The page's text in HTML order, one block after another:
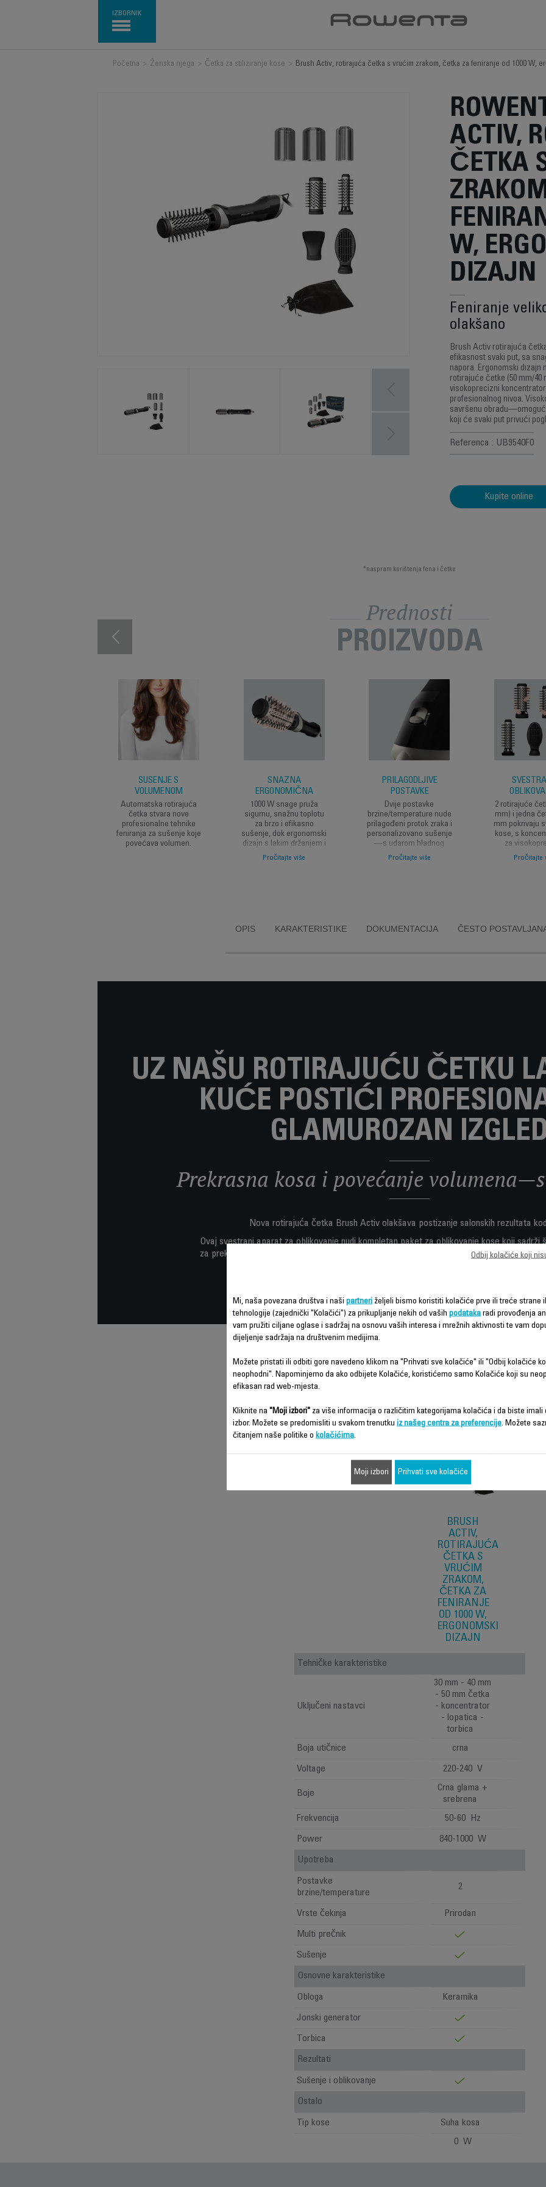
IZBORNIK
Početna Ženska njega Četka za stiliziranje kose Brush Activ, rotirajuća četka s vrućim zrakom, četka za feniranje od 1000 W,
ACTIV,
ČETKA
W,
DIZAJN
Feniranje
olakšano
Brush Activ rotirajuća
efikasnost svaki put, sa
napora. Ergonomski dizajn
rotirajuće četke (50 mm/40
visokoprecizni
profesionalnog nivoa.
savršenu
koji će svaki put privući
Referenca : UB9540F0
Kupite online
*naspram korištenja fena i četke
Prednosti
PROIZVODA
SUŠENJE S
VOLUMENOM
Automatska rotirajuća
četka stvara nove
profesionalne tehnike
feniranja za sušenje koje
povećava volumen.
SNAŽNA
ERGONOMIČNA
1000 W snage pruža
sigurnu, snažnu toplotu
za brzo i efikasno
sušenje, dok ergonomski
dizajn s lakim držanjem i
prečnikom za
jednostavno rukovanje
Pročitajte više
PRILAGODLJIVE
POSTAVKE
Dvije postavke
brzine/temperature nude
prilagođeni protok zraka i
personalizovano sušenje
—s udarom hladnog
zraka kako bi vaši
rezultati oblikovanja bili
Pročitajte više
2 rotirajuće
mm) i jedna
mm pokrivaju
kose, s
za
oblikovanje i
Pročitajte
OPIS KARAKTERISTIKE DOKUMENTACIJA ČESTO
UZ NAŠU ROTIRAJUĆU ČETKU
KUĆE POSTIĆI
GLAMUROZAN
Prekrasna kosa i povećanje
Nova rotirajuća četka Brush Activ olakšava postizanje salonskih rezultata
Ovaj svestrani aparat za oblikovanje nudi kompletan paket za oblikovanje kose koji sadrži
za prekrasan izgled: automatsku rotaciju, keramičku oblogu koja daje prekrasan sjaj, dvije
Karakteristike - Poređenje
BRUSH
ACTIV,
ROTIRAJUĆA
ČETKA S
VRUĆIM
ZRAKOM,
ČETKA ZA
FENIRANJE
OD 1000 W,
ERGONOMSKI
DIZAJN
Tehničke karakteristike
Uključeni nastavci
30 mm - 40 mm
- 50 mm četka
- koncentrator
- lopatica -
torbica
Boja utičnice
crna
Voltage 220-240 V
Boje
Crna glama +
srebrena
Frekvencija
50-60 Hz
Power 840-1000 W
Upotreba
Postavke
brzine/temperature
2
Vrste čekinja Prirodan
Multi prečnik
Sušenje
Osnovne karakteristike
Obloga Keramika
Jonski generator
Torbica
Rezultati
Sušenje i oblikovanje
Ostalo
Tip kose
Suha kosa
0 W
Mi, naša povezana društva i naši partneri željeli bismo koristiti kolačiće prve ili treće strane
tehnologije (zajednički "Kolačići") za prikupljanje nekih od vaših podataka radi provođenja
vam pružiti ciljane oglase i sadržaj na osnovu vaših interesa i mrežnih aktivnosti te vam
dijeljenje sadržaja na društvenim medijima.
Možete pristati ili odbiti gore navedeno klikom na "Prihvati sve kolačiće" ili "Odbij kolačiće
neophodni". Napominjemo da ako odbijete Kolačiće, koristićemo samo Kolačiće koji su
efikasan rad web-mjesta.
Kliknite na "Moji izbori" za više informacija o različitim kategorijama kolačića i da biste imali
izbor. Možete se predomisliti u svakom trenutku iz našeg centra za preferencije. Možete
čitanjem naše politike o kolačićima.
Odbij kolačiće koji
Moji izbori Prihvati sve kolačiće